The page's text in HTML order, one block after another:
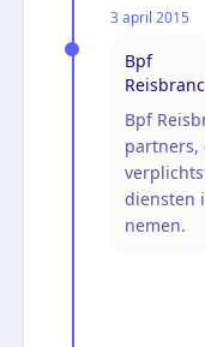
3 april 2015
Bpf
Bpf
partners,
diensten
nemen.